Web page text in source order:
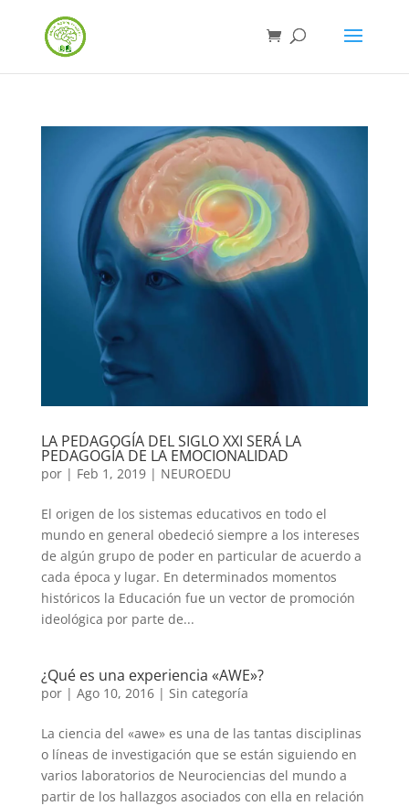
LA PEDAGOGÍA DEL SIGLO XXI SERÁ LA
PEDAGOGÍA DE LA EMOCIONALIDAD
por | Feb 1, 2019| NEUROEDU
El origen de los sistemas educativos en todo el
mundo en general obedeció siempre a los intereses
de algún grupo de poder en particular de acuerdo a
cada época y lugar. En determinados momentos
históricos la Educación fue un vector de promoción
ideológica por parte de...
¿Qué es una experiencia «AWE»?
por | Ago 10, 2016| Sin categoría
La ciencia del «awe» es una de las tantas disciplinas
o líneas de investigación que se están siguiendo en
varios laboratorios de Neurociencias del mundo a
partir de los hallazgos asociados con ella en relación